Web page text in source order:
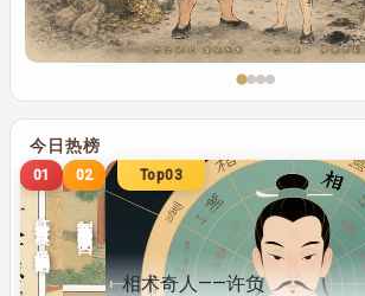
Top01
奸计害忠良 受报祸后嗣